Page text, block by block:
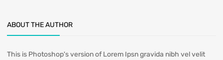
ABOUT THE AUTHOR
This is Photoshop's version of Lorem Ipsn gravida nibh vel velit